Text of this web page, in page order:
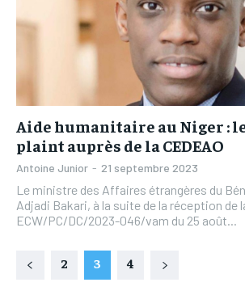
Aide humanitaire au Niger :
plaint auprès de la CEDEAO
Antoine Junior - 21 septembre 2023
Le ministre des Affaires étrangères du
Adjadi Bakari, à la suite de la réception de
ECW/PC/DC/2023-046/vam du 25 août...
2 3 4